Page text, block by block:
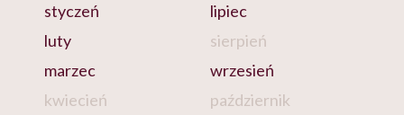
styczeń
luty
marzec
kwiecień
lipiec
sierpień
wrzesień
październik